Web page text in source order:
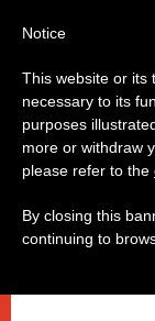
Notice
This website or its
necessary to its
purposes
more or withdraw
please refer to the
By closing this
continuing to